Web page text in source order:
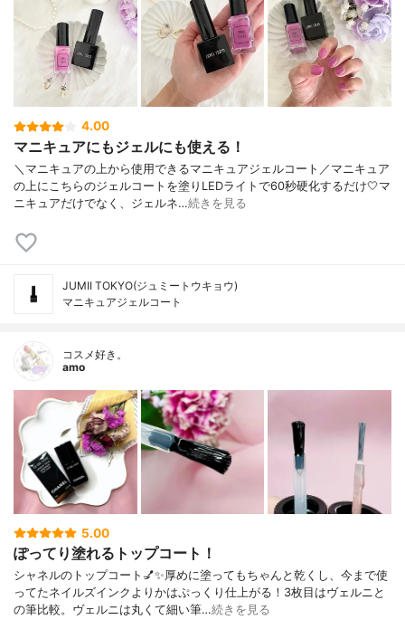
4.00
マニキュアにもジェルにも使える！
＼マニキュアの上から使用できるマニキュアジェルコート／マニキュア
の上にこちらのジェルコートを塗りLEDライトで60秒硬化するだけ🤍マ
ニキュアだけでなく、ジェルネ…続きを見る
JUMII TOKYO(ジュミートウキョウ)
マニキュアジェルコート
コスメ好き。
amo
5.00
ぽってり塗れるトップコート！
シャネルのトップコート💅✨厚めに塗ってもちゃんと乾くし、今まで使
ってたネイルズインクよりかはぷっくり仕上がる！3枚目はヴェルニと
の筆比較。ヴェルニは丸くて細い筆…続きを見る